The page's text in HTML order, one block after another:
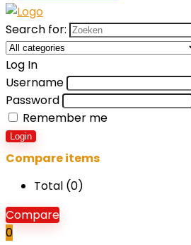
Search for:
Log In
Username
Password
Remember me
Login
Compare items
Total (0)
Compare
0